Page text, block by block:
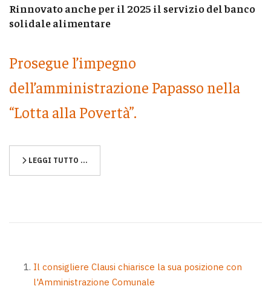
Rinnovato anche per il 2025 il servizio del banco
solidale alimentare
Prosegue l’impegno
dell’amministrazione Papasso nella
“Lotta alla Povertà”.
LEGGI TUTTO …
Il consigliere Clausi chiarisce la sua posizione con
l'Amministrazione Comunale